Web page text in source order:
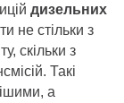
дизельних
не стільки з
скільки з
Такі
а